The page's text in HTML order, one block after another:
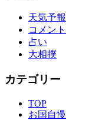
天気予報
コメント
占い
大相撲
カテゴリー
TOP
お国自慢